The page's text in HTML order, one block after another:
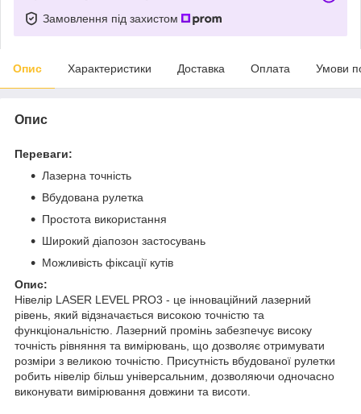
Замовлення під захистом
Опис Характеристики Доставка Оплата Умови
Опис
Переваги:
Лазерна точність
Вбудована рулетка
Простота використання
Широкий діапозон застосувань
Можливість фіксації кутів
Опис:
Нівелір LASER LEVEL PRO3 - це інноваційний лазерний
рівень, який відзначається високою точністю та
функціональністю. Лазерний промінь забезпечує високу
точність рівняння та вимірювань, що дозволяє отримувати
розміри з великою точністю. Присутність вбудованої рулетки
робить нівелір більш універсальним, дозволяючи одночасно
виконувати вимірювання довжини та висоти.